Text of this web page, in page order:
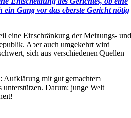
ein Gang vor das oberste Gericht nötig
eine Einschränkung der Meinungs- und
Aber auch umgekehrt wird
sich aus verschiedenen Quellen
Aufklärung mit gut gemachtem
unterstützen. Darum: junge Welt